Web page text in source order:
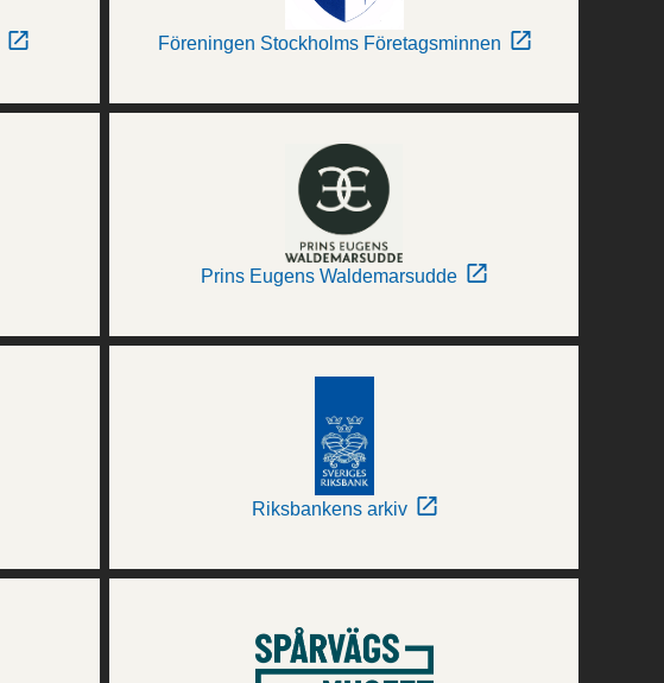
Föreningen Stockholms Företagsminnen
Prins Eugens Waldemarsudde
Riksbankens arkiv